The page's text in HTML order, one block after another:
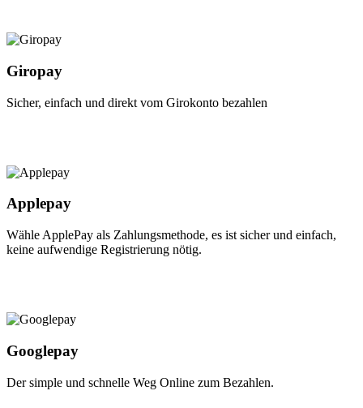
Giropay
Sicher, einfach und direkt vom Girokonto bezahlen
Applepay
Wähle ApplePay als Zahlungsmethode, es ist sicher und einfach,
keine aufwendige Registrierung nötig.
Googlepay
Der simple und schnelle Weg Online zum Bezahlen.